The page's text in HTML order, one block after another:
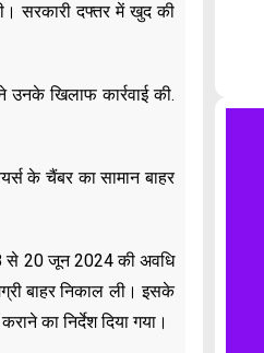
सरकारी दफ्तर में खुद की
खिलाफ कार्रवाई की.
के चैंबर का सामान बाहर
से 20 जून 2024 की अवधि
बाहर निकाल ली। इसके
का निर्देश दिया गया।